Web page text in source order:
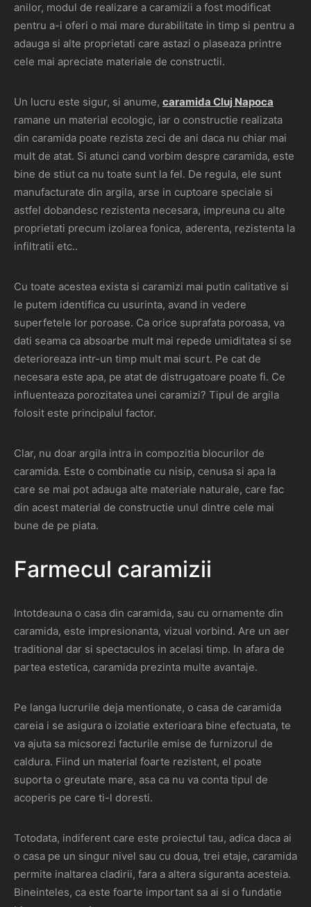
anilor, modul de realizare a caramizii a fost modificat
pentru a-i oferi o mai mare durabilitate in timp si pentru a
adauga si alte proprietati care astazi o plaseaza printre
cele mai apreciate materiale de constructii.
Un lucru este sigur, si anume, caramida Cluj Napoca
ramane un material ecologic, iar o constructie realizata
din caramida poate rezista zeci de ani daca nu chiar mai
mult de atat. Si atunci cand vorbim despre caramida, este
bine de stiut ca nu toate sunt la fel. De regula, ele sunt
manufacturate din argila, arse in cuptoare speciale si
astfel dobandesc rezistenta necesara, impreuna cu alte
proprietati precum izolarea fonica, aderenta, rezistenta la
infiltratii etc..
Cu toate acestea exista si caramizi mai putin calitative si
le putem identifica cu usurinta, avand in vedere
superfetele lor poroase. Ca orice suprafata poroasa, va
dati seama ca absoarbe mult mai repede umiditatea si se
deterioreaza intr-un timp mult mai scurt. Pe cat de
necesara este apa, pe atat de distrugatoare poate fi. Ce
influenteaza porozitatea unei caramizi? Tipul de argila
folosit este principalul factor.
Clar, nu doar argila intra in compozitia blocurilor de
caramida. Este o combinatie cu nisip, cenusa si apa la
care se mai pot adauga alte materiale naturale, care fac
din acest material de constructie unul dintre cele mai
bune de pe piata.
Farmecul caramizii
Intotdeauna o casa din caramida, sau cu ornamente din
caramida, este impresionanta, vizual vorbind. Are un aer
traditional dar si spectaculos in acelasi timp. In afara de
partea estetica, caramida prezinta multe avantaje.
Pe langa lucrurile deja mentionate, o casa de caramida
careia i se asigura o izolatie exterioara bine efectuata, te
va ajuta sa micsorezi facturile emise de furnizorul de
caldura. Fiind un material foarte rezistent, el poate
suporta o greutate mare, asa ca nu va conta tipul de
acoperis pe care ti-l doresti.
Totodata, indiferent care este proiectul tau, adica daca ai
o casa pe un singur nivel sau cu doua, trei etaje, caramida
permite inaltarea cladirii, fara a altera siguranta acesteia.
Bineinteles, ca este foarte important sa ai si o fundatie